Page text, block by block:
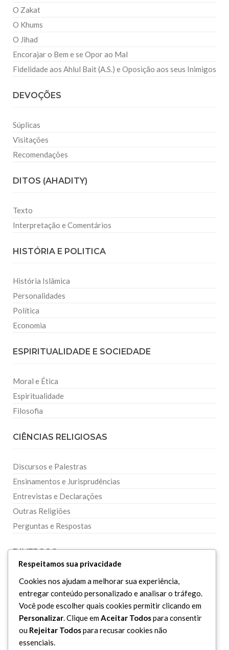
O Zakat
O Khums
O Jihad
Encorajar o Bem e se Opor ao Mal
Fidelidade aos Ahlul Bait (A.S.) e Oposição aos seus Inimigos
DEVOÇÕES
Súplicas
Visitações
Recomendações
DITOS (AHADITY)
Texto
Interpretação e Comentários
HISTÓRIA E POLITICA
História Islâmica
Personalidades
Política
Economia
ESPIRITUALIDADE E SOCIEDADE
Moral e Ética
Espiritualidade
Filosofia
CIÊNCIAS RELIGIOSAS
Discursos e Palestras
Ensinamentos e Jurisprudências
Entrevistas e Declarações
Outras Religiões
Perguntas e Respostas
DIVERSOS
Curiosidades
Dicionário Islâmico
Downloads
Respeitamos sua privacidade
Cookies nos ajudam a melhorar sua experiência,
entregar conteúdo personalizado e analisar o tráfego.
Você pode escolher quais cookies permitir clicando em
Personalizar. Clique emAceitar Todospara consentir
ou Rejeitar Todospara recusar cookies não
essenciais.